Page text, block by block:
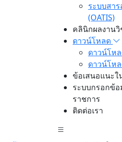
ระบบสา
(OATIS)
คลินิกผลงานวิ
ดาวน์โหลด
ดาวน์โห
ดาวน์โห
ข้อเสนอแนะใ
ระบบกรอกข้
ราชการ
ติดต่อเรา